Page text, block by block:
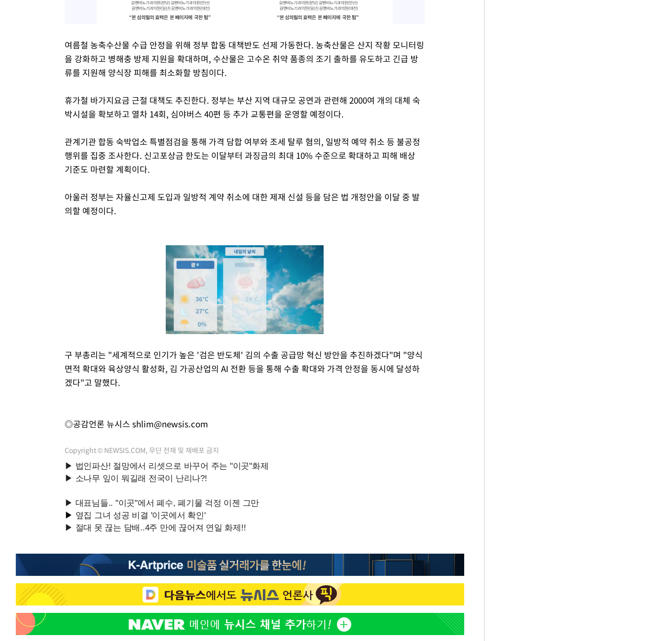
여름철 농축수산물 수급 안정을 위해 정부 합동 대책반도 선제 가동한다. 농축산물은 산지 작황 모니터링
을 강화하고 병해충 방제 지원을 확대하며, 수산물은 고수온 취약 품종의 조기 출하를 유도하고 긴급 방
류를 지원해 양식장 피해를 최소화할 방침이다.
휴가철 바가지요금 근절 대책도 추진한다. 정부는 부산 지역 대규모 공연과 관련해 2000여 개의 대체 숙
박시설을 확보하고 열차 14회, 심야버스 40편 등 추가 교통편을 운영할 예정이다.
관계기관 합동 숙박업소 특별점검을 통해 가격 담합 여부와 조세 탈루 혐의, 일방적 예약 취소 등 불공정
행위를 집중 조사한다. 신고포상금 한도는 이달부터 과징금의 최대 10% 수준으로 확대하고 피해 배상
기준도 마련할 계획이다.
아울러 정부는 자율신고제 도입과 일방적 계약 취소에 대한 제재 신설 등을 담은 법 개정안을 이달 중 발
의할 예정이다.
Mute
구 부총리는 "세계적으로 인기가 높은 '검은 반도체' 김의 수출 공급망 혁신 방안을 추진하겠다"며 "양식
면적 확대와 육상양식 활성화, 김 가공산업의 AI 전환 등을 통해 수출 확대와 가격 안정을 동시에 달성하
겠다"고 말했다.
◎공감언론 뉴시스 shlim@newsis.com
Copyright © NEWSIS.COM, 무단 전재 및 재배포 금지